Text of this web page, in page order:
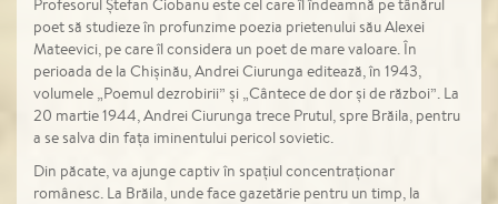
Profesorul Ștefan Ciobanu este cel care îl îndeamnă pe tânărul
poet să studieze în profunzime poezia prietenului său Alexei
Mateevici, pe care îl considera un poet de mare valoare. În
perioada de la Chișinău, Andrei Ciurunga editează, în 1943,
volumele „Poemul dezrobirii” și „Cântece de dor și de război”. La
20 martie 1944, Andrei Ciurunga trece Prutul, spre Brăila, pentru
a se salva din fața iminentului pericol sovietic.
Din păcate, va ajunge captiv în spațiul concentraționar
românesc. La Brăila, unde face gazetărie pentru un timp, la